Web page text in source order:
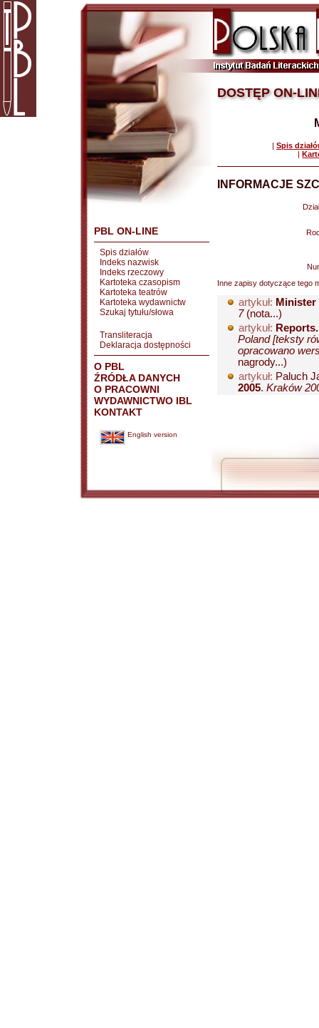
PBL ON-LINE
Spis działów
Indeks nazwisk
Indeks rzeczowy
Kartoteka czasopism
Kartoteka teatrów
Kartoteka wydawnictw
Szukaj tytułu/słowa
Transliteracja
Deklaracja dostępności
O PBL
ŹRÓDŁA DANYCH
O PRACOWNI
WYDAWNICTWO IBL
KONTAKT
English version
DOSTĘP ON-
| Spis
|
INFORMACJE
Inne zapisy dotyczące tego
artykuł: Minister
7(nota...)
artykuł:
Poland [teksty
opracowano
nagrody...)
artykuł: Paluch
2005. Kraków